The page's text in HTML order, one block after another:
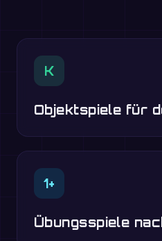
K
Objektspiele für
1+
Übungsspiele